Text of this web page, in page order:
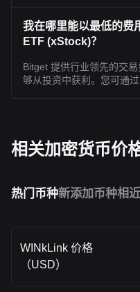
我在哪里能以最低的费
ETF (xStock)？
Bitget 提供行业领先的交
够从投资中获利。您可通过
相关加密货币价
热门币种新添加币种相
WINkLink 价格
（USD）